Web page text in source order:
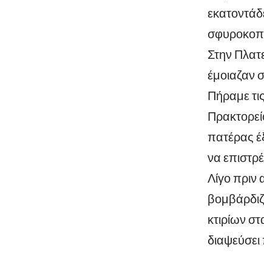
Στην
έμοιαζαν
Πήραμε
πατέρας
να
Λίγο πριν
κτιρίων